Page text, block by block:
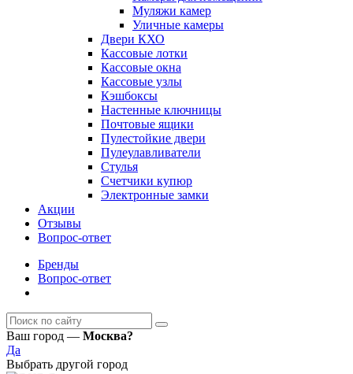
Муляжи камер
Уличные камеры
Двери КХО
Кассовые лотки
Кассовые окна
Кассовые узлы
Кэшбоксы
Настенные ключницы
Почтовые ящики
Пулестойкие двери
Пулеулавливатели
Стулья
Счетчики купюр
Электронные замки
Акции
Отзывы
Вопрос-ответ
Бренды
Вопрос-ответ
Ваш город — Москва?
Да
Выбрать другой город